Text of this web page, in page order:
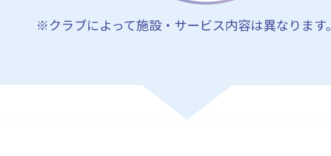
※クラブによって施設・サービス内容は異なります。